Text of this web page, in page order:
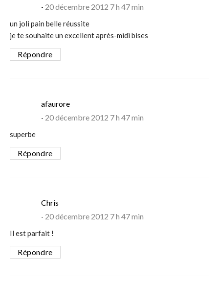
20 décembre 2012 7 h 47 min
un joli pain belle réussite
je te souhaite un excellent après-midi bises
Répondre
afauroresays:
20 décembre 2012 7 h 47 min
superbe
Répondre
Chris
20 décembre 2012 7 h 47 min
Il est parfait !
Répondre